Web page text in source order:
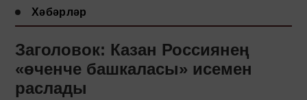
Хәбәрләр
Заголовок: Казан Россиянең
«өченче башкаласы» исемен
раслады